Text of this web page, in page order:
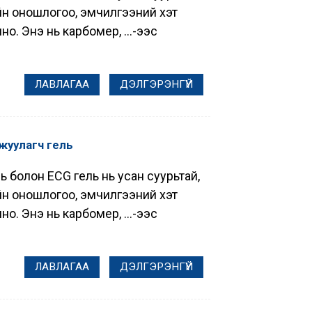
оношлогоо, эмчилгээний хэт
Энэ нь карбомер, ...-ээс
ЛАВЛАГАА ДЭЛГЭРЭНГҮЙ
гель
болон ECG гель нь усан суурьтай,
оношлогоо, эмчилгээний хэт
Энэ нь карбомер, ...-ээс
ЛАВЛАГАА ДЭЛГЭРЭНГҮЙ